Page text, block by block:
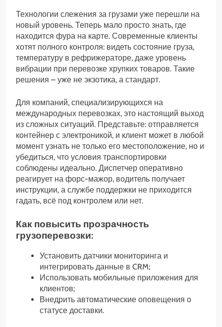
Технологии слежения за грузами уже перешли на
новый уровень. Теперь мало просто знать, где
находится фура на карте. Современные клиенты
хотят полного контроля: видеть состояние груза,
температуру в рефрижераторе, даже уровень
вибрации при перевозке хрупких товаров. Такие
решения – уже не экзотика, а стандарт.
Для компаний, специализирующихся на
международных перевозках, это настоящий выход
из сложных ситуаций. Представьте: отправляется
контейнер с электроникой, и клиент может в любой
момент узнать не только его местоположение, но и
убедиться, что условия транспортировки
соблюдены идеально. Диспетчер оперативно
реагирует на форс-мажор, водитель получает
инструкции, а службе поддержки не приходится
гадать, всё под контролем или нет.
Как повысить прозрачность
грузоперевозки:
Установить датчики мониторинга и
интегрировать данные в CRM;
Использовать мобильные приложения для
клиентов;
Внедрить автоматические оповещения о
статусе доставки.